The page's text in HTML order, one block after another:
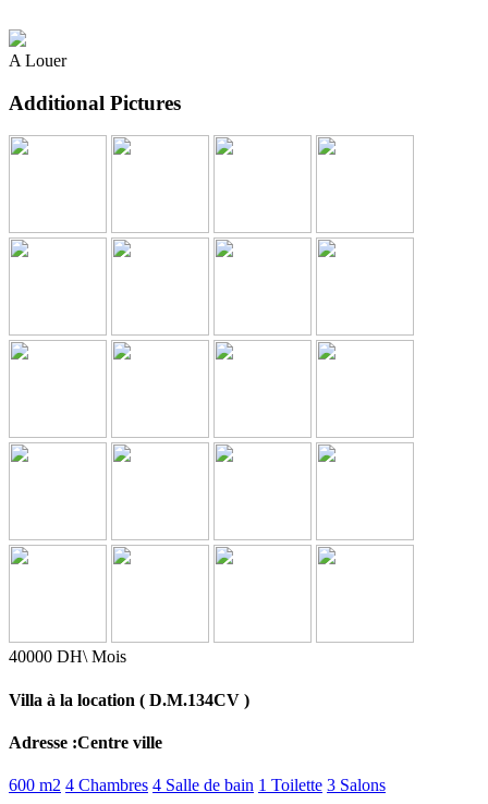
A Louer
Additional Pictures
40000 DH\ Mois
Villa à la location ( D.M.134CV )
Adresse :Centre ville
600 m2 4 Chambres 4 Salle de bain 1 Toilette 3 Salons